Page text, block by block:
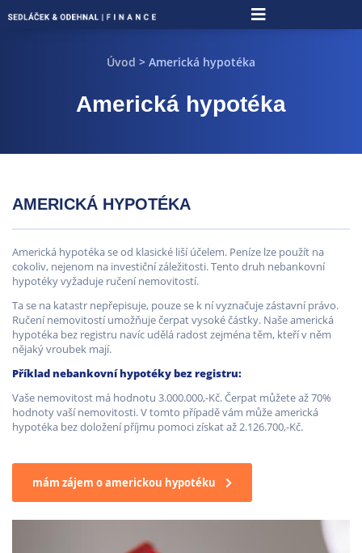
Úvod > Americká hypotéka
Americká hypotéka
AMERICKÁ HYPOTÉKA
Americká hypotéka se od klasické liší účelem. Peníze lze použít na
cokoliv, nejenom na investiční záležitosti. Tento druh nebankovní
hypotéky vyžaduje ručení nemovitostí.
Ta se na katastr nepřepisuje, pouze se k ní vyznačuje zástavní právo.
Ručení nemovitostí umožňuje čerpat vysoké částky. Naše americká
hypotéka bez registru navíc udělá radost zejména těm, kteří v něm
nějaký vroubek mají.
Příklad nebankovní hypotéky bez registru:
Vaše nemovitost má hodnotu 3.000.000,-Kč. Čerpat můžete až 70%
hodnoty vaší nemovitosti. V tomto případě vám může americká
hypotéka bez doložení příjmu pomoci získat až 2.126.700,-Kč.
mám zájem o americkou hypotéku